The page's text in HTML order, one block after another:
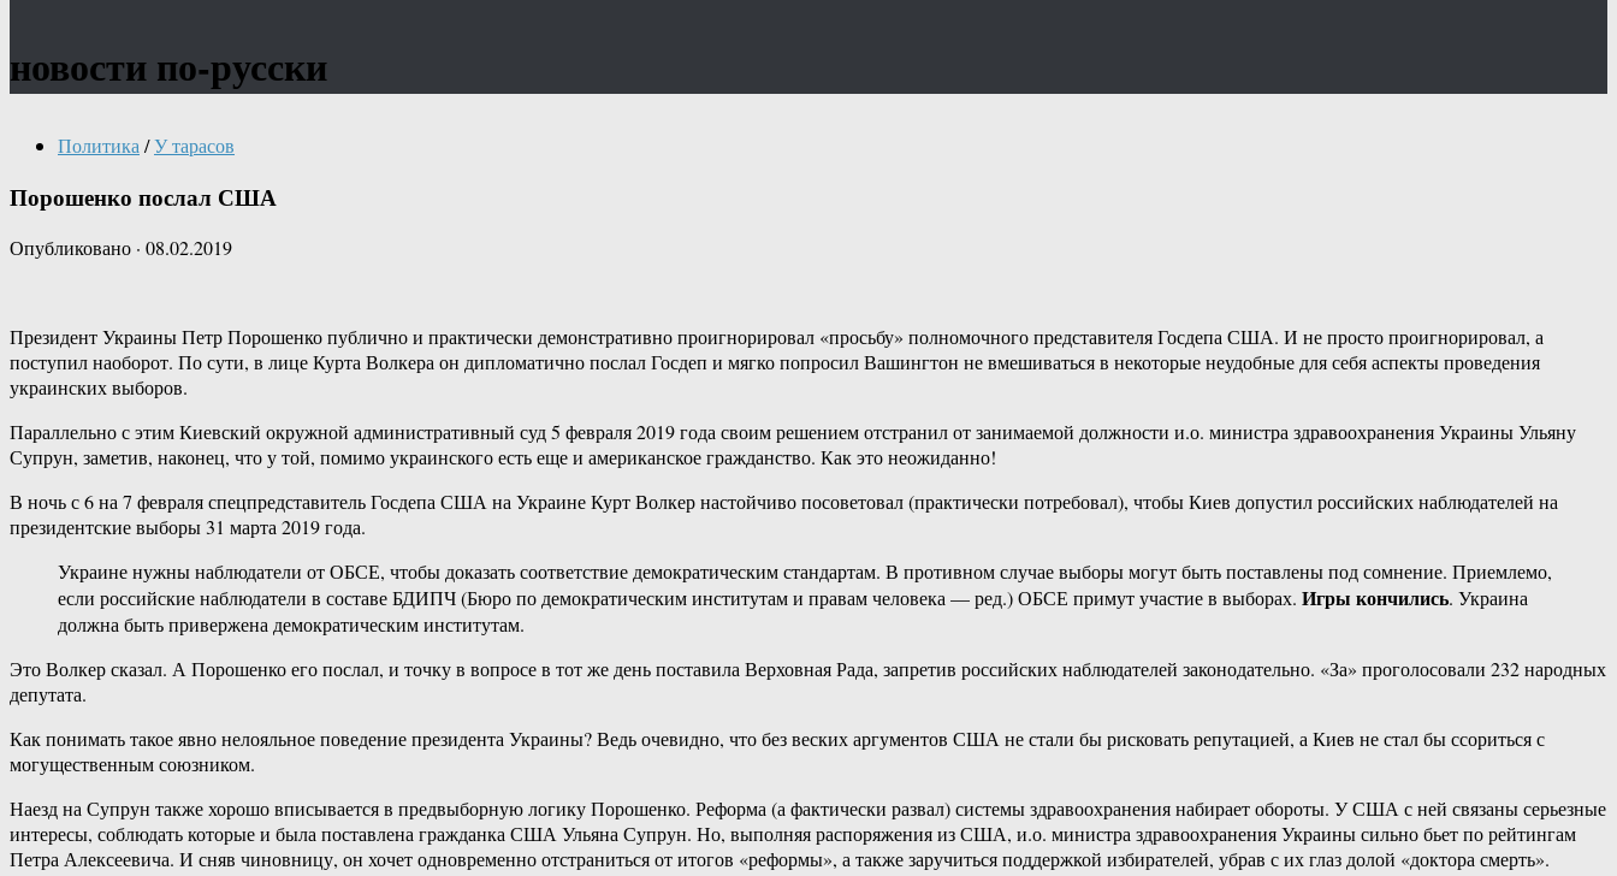
новости по-русски
Политика /У тарасов
Порошенко послал США
Опубликовано · 08.02.2019
Президент Украины Петр Порошенко публично и практически демонстративно проигнорировал «просьбу» полномочного представителя Госдепа США. И не просто проигнорировал, а
поступил наоборот. По сути, в лице Курта Волкера он дипломатично послал Госдеп и мягко попросил Вашингтон не вмешиваться в некоторые неудобные для себя аспекты проведения
украинских выборов.
Параллельно с этим Киевский окружной административный суд 5 февраля 2019 года своим решением отстранил от занимаемой должности и.о. министра здравоохранения Украины Ульяну
Супрун, заметив, наконец, что у той, помимо украинского есть еще и американское гражданство. Как это неожиданно!
В ночь с 6 на 7 февраля спецпредставитель Госдепа США на Украине Курт Волкер настойчиво посоветовал (практически потребовал), чтобы Киев допустил российских наблюдателей на
президентские выборы 31 марта 2019 года.
Украине нужны наблюдатели от ОБСЕ, чтобы доказать соответствие демократическим стандартам. В противном случае выборы могут быть поставлены под сомнение. Приемлемо,
если российские наблюдатели в составе БДИПЧ (Бюро по демократическим институтам и правам человека — ред.) ОБСЕ примут участие в выборах. Игры кончились. Украина
должна быть привержена демократическим институтам.
Это Волкер сказал. А Порошенко его послал, и точку в вопросе в тот же день поставила Верховная Рада, запретив российских наблюдателей законодательно. «За» проголосовали 232 народных
депутата.
Как понимать такое явно нелояльное поведение президента Украины? Ведь очевидно, что без веских аргументов США не стали бы рисковать репутацией, а Киев не стал бы ссориться с
могущественным союзником.
Наезд на Супрун также хорошо вписывается в предвыборную логику Порошенко. Реформа (а фактически развал) системы здравоохранения набирает обороты. У США с ней связаны серьезные
интересы, соблюдать которые и была поставлена гражданка США Ульяна Супрун. Но, выполняя распоряжения из США, и.о. министра здравоохранения Украины сильно бьет по рейтингам
Петра Алексеевича. И сняв чиновницу, он хочет одновременно отстраниться от итогов «реформы», а также заручиться поддержкой избирателей, убрав с их глаз долой «доктора смерть».